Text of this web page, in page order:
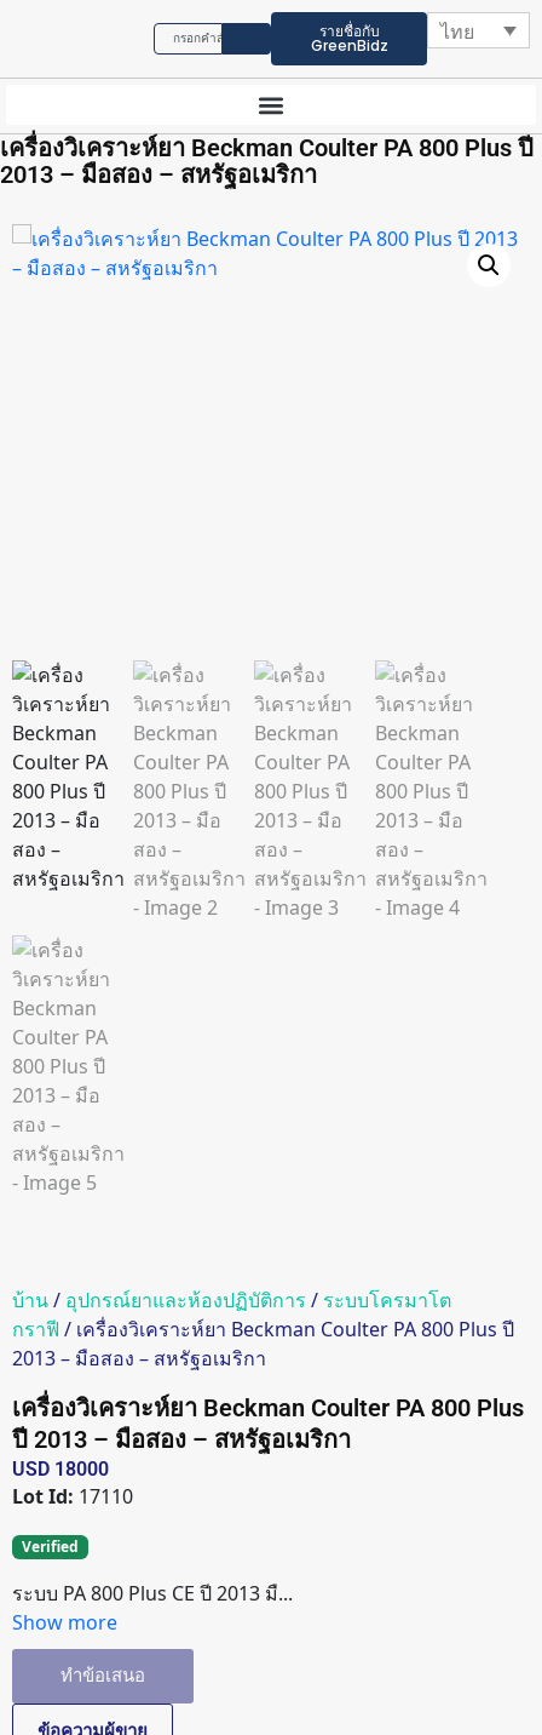
รายชื่อกับ
GreenBidz
ไทย
เครื่องวิเคราะห์ยา Beckman Coulter PA 800 Plus ปี
2013 – มือสอง – สหรัฐอเมริกา
บ้าน/ อุปกรณ์ยาและห้องปฏิบัติการ / ระบบโครมาโต
กราฟี / เครื่องวิเคราะห์ยา Beckman Coulter PA 800 Plus ปี
2013 – มือสอง – สหรัฐอเมริกา
เครื่องวิเคราะห์ยา Beckman Coulter PA 800 Plus
ปี 2013 – มือสอง – สหรัฐอเมริกา
USD 18000
Lot Id: 17110
Verified
ระบบ PA 800 Plus CE ปี 2013 มื...
Show more
ทำข้อเสนอ